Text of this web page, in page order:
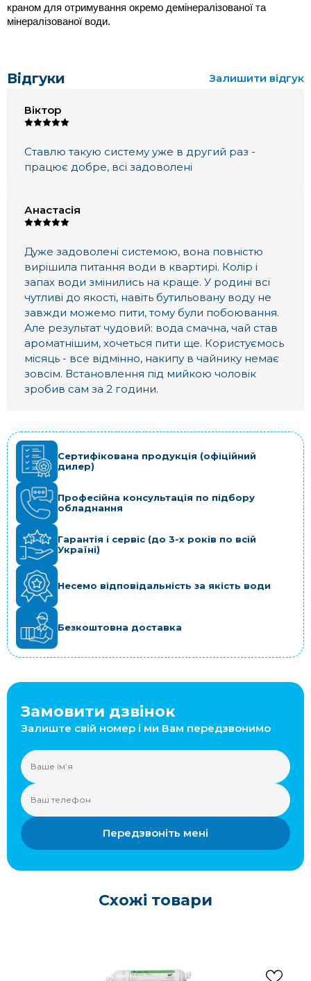
краном для отримування окремо демінералізованої та
мінералізованої води.
Відгуки Залишити відгук
Віктор
Ставлю такую систему уже в другий раз -
працює добре, всі задоволені
Анастасія
Дуже задоволені системою, вона повністю
вирішила питання води в квартирі. Колір і
запах води змінились на краще. У родині всі
чутливі до якості, навіть бутильовану воду не
завжди можемо пити, тому були побоювання.
Але результат чудовий: вода смачна, чай став
ароматнішим, хочеться пити ще. Користуємось
місяць - все відмінно, накипу в чайнику немає
зовсім. Встановлення під мийкою чоловік
зробив сам за 2 години.
Сертифікована продукція (офіційний
дилер)
Професійна консультація по підбору
обладнання
Гарантія і сервіс (до 3-х років по всій
Україні)
Несемо відповідальність за якість води
Безкоштовна доставка
Замовити дзвінок
Залиште свій номер і ми Вам передзвонимо
Передзвоніть мені
Схожі товари